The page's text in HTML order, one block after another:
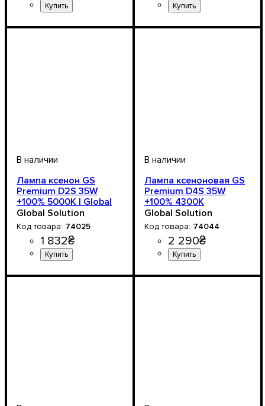
шт.
Лампа ксенон GS
Premium D2S 35W
+100% 5000К | Global
Solution
Global Solution
74025
1 832₴
5000 К
шт.
Лампа ксеноновая GS
Premium D4S 35W
+100% 4300K
Global Solution
74044
2 290₴
4300 К
шт.